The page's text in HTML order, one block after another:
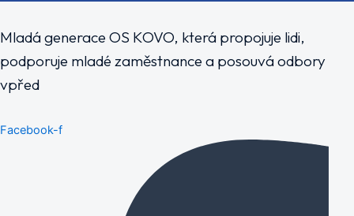
Mladá generace OS KOVO, která propojuje lidi,
podporuje mladé zaměstnance a posouvá odbory
vpřed
Facebook-f